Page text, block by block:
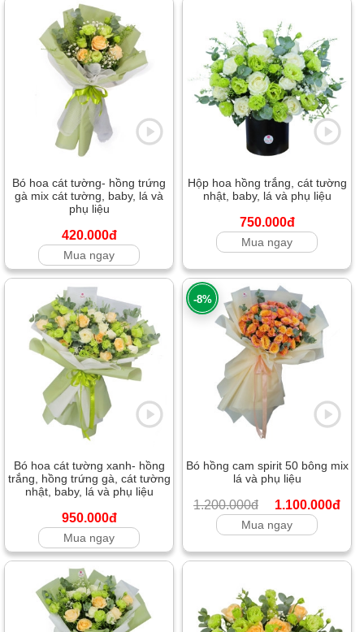
Bó hoa cát tường- hồng trứng
gà mix cát tường, baby, lá và
phụ liệu
420.000đ
Mua ngay
Hộp hoa hồng trắng, cát tường
nhật, baby, lá và phụ liệu
750.000đ
Mua ngay
Bó hoa cát tường xanh- hồng
trắng, hồng trứng gà, cát tường
nhật, baby, lá và phụ liệu
950.000đ
Mua ngay
-8%
Bó hồng cam spirit 50 bông mix
lá và phụ liệu
1.200.000đ 1.100.000đ
Mua ngay